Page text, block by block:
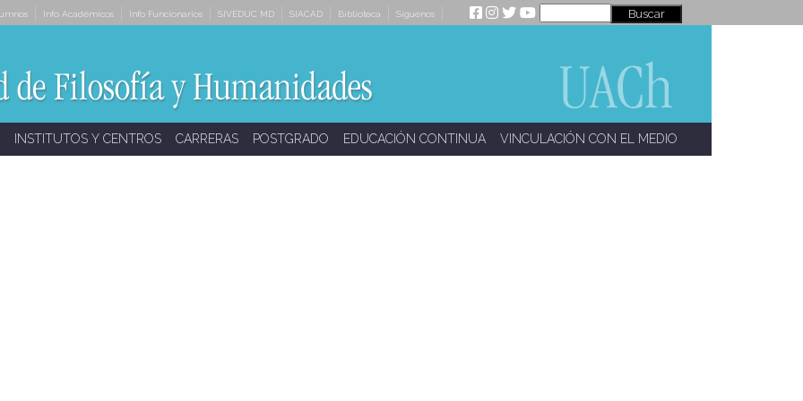
Info Académicos Info Funcionarios SIVEDUC MD SIACAD Biblioteca Síguenos
INSTITUTOS Y CENTROS CARRERAS POSTGRADO EDUCACIÓN CONTINUA VINCULACIÓN CON EL MEDIO